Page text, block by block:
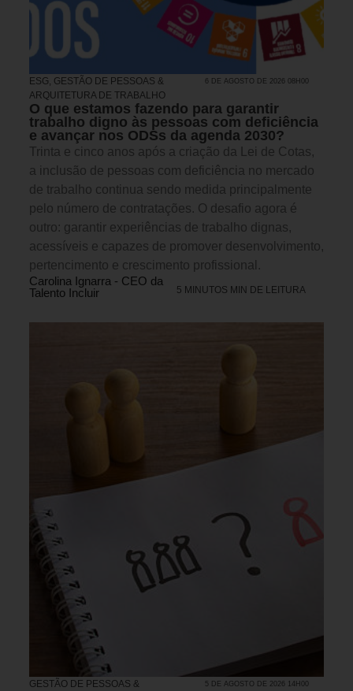
ESG GESTÃO DE PESSOAS &
ARQUITETURA DE TRABALHO
6 DE AGOSTO DE 2026 08H00
O que estamos fazendo para garantir
trabalho digno às pessoas com deficiência
e avançar nos ODSs da agenda 2030?
Trinta e cinco anos após a criação da Lei de Cotas,
a inclusão de pessoas com deficiência no mercado
de trabalho continua sendo medida principalmente
pelo número de contratações. O desafio agora é
outro: garantir experiências de trabalho dignas,
acessíveis e capazes de promover desenvolvimento,
pertencimento e crescimento profissional.
Carolina Ignarra - CEO da
Talento Incluir
5 MINUTOS MIN DE LEITURA
GESTÃO DE PESSOAS &
5 DE AGOSTO DE 2026 14H00